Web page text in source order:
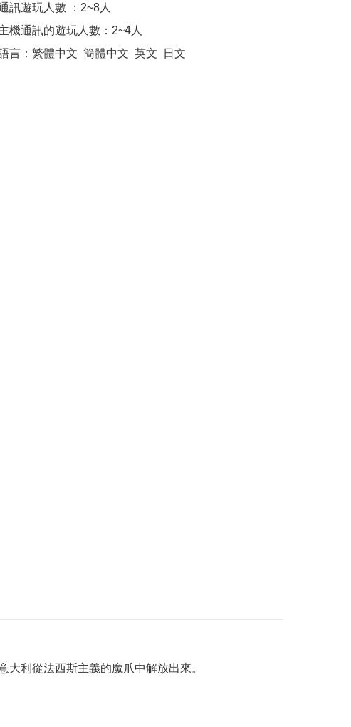
訊遊玩人數 ：2~8人
機通訊的遊玩人數：2~4人
言：繁體中文  簡體中文  英文  日文
大利從法西斯主義的魔爪中解放出來。